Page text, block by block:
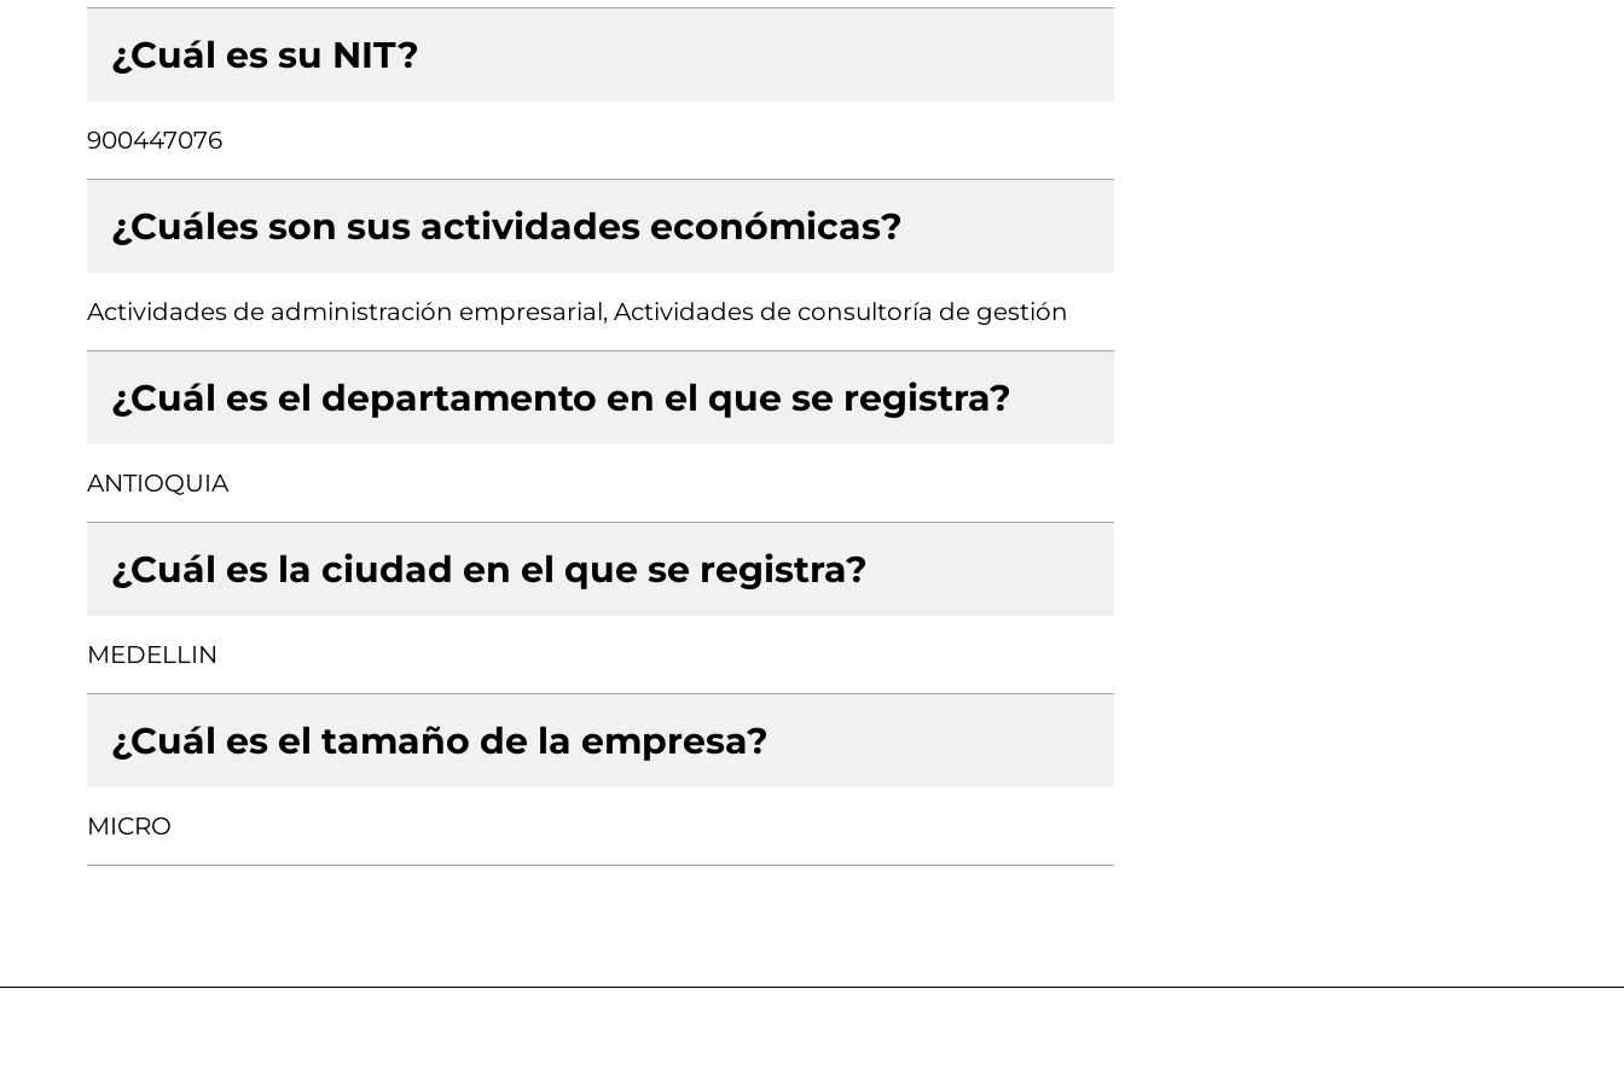
¿Cuál es su NIT?
900447076
¿Cuáles son sus actividades económicas?
Actividades de administración empresarial, Actividades de consultoría de gestión
¿Cuál es el departamento en el que se registra?
ANTIOQUIA
¿Cuál es la ciudad en el que se registra?
MEDELLIN
¿Cuál es el tamaño de la empresa?
MICRO